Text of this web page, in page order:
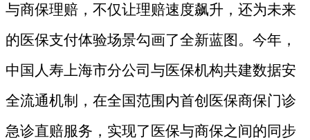
与商保理赔，不仅让理赔速度飙升，还为未来
的医保支付体验场景勾画了全新蓝图。今年，
中国人寿上海市分公司与医保机构共建数据安
全流通机制，在全国范围内首创医保商保门诊
急诊直赔服务，实现了医保与商保之间的同步